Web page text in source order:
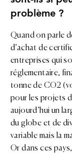
problème ?
Quand on parle
d’achat de
entreprises qui
réglementaire,
tonne de CO2
pour les projets
aujourd’hui un
du globe et de
variable mais la
Or dans ces